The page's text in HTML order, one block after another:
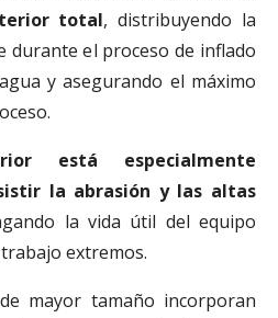
total, distribuyendo la
durante el proceso de inflado
y asegurando el máximo
está especialmente
la abrasión y las altas
la vida útil del equipo
extremos.
mayor tamaño incorporan